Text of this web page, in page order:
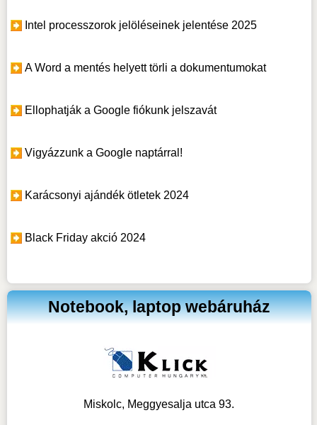
Intel processzorok jelöléseinek jelentése 2025
A Word a mentés helyett törli a dokumentumokat
Ellophatják a Google fiókunk jelszavát
Vigyázzunk a Google naptárral!
Karácsonyi ajándék ötletek 2024
Black Friday akció 2024
Notebook, laptop webáruház
Miskolc, Meggyesalja utca 93.